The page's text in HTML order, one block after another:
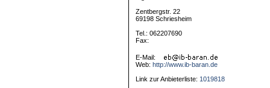
Zentbergstr. 22
69198 Schriesheim
Tel.: 062207690
Fax:
E-Mail:
Web: http://www.ib-baran.de
Link zur Anbieterliste:1019818